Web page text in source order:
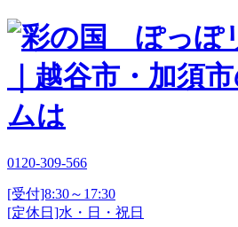
0120-309-566
[受付]8:30～17:30
[定休日]水・日・祝日